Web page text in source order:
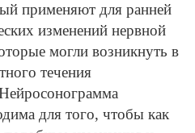
применяют для ранней
изменений нервной
могли возникнуть в
течения
для того, чтобы как